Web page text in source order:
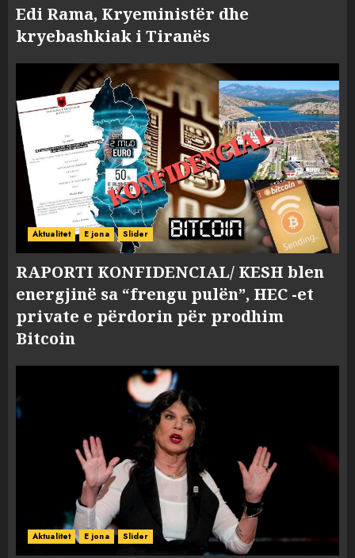
Edi Rama, Kryeministër dhe
kryebashkiak i Tiranës
Aktualitet E jona Slider
RAPORTI KONFIDENCIAL/ KESH blen
energjinë sa “frengu pulën”, HEC -et
private e përdorin për prodhim
Bitcoin
Aktualitet E jona Slider